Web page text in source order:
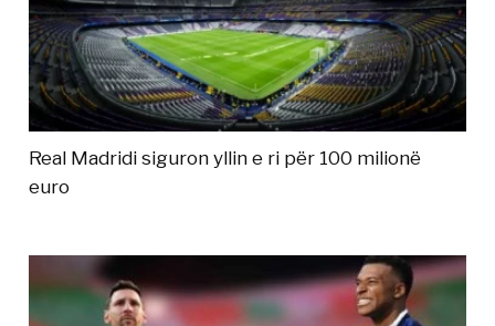
Real Madridi siguron yllin e ri për 100 milionë
euro